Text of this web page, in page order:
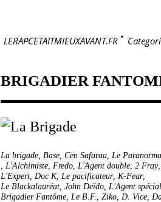
LERAPCETAITMIEUXAVANT.FR >
BRIGADIER
La brigade, Base, Cen Safaraa, Le
, L'Alchimiste, Fredo, L'Agent double, 2 Fray,
L'Expert, Doc K, Le pacificateur, K-Fear,
Le Blackalauréat, John Deïdo, L'Agent spécial
Brigadier Fantôme, Le B.F. , Ziko, D. Vice,